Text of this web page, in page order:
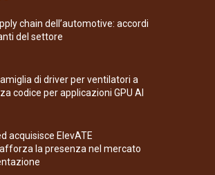
chain dell’automotive: accordi
del settore
di driver per ventilatori a
codice per applicazioni GPU AI
acquisisce ElevATE
la presenza nel mercato